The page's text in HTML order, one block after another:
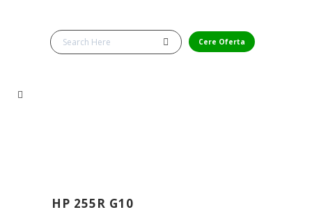
Cere Oferta
HP 255R G10